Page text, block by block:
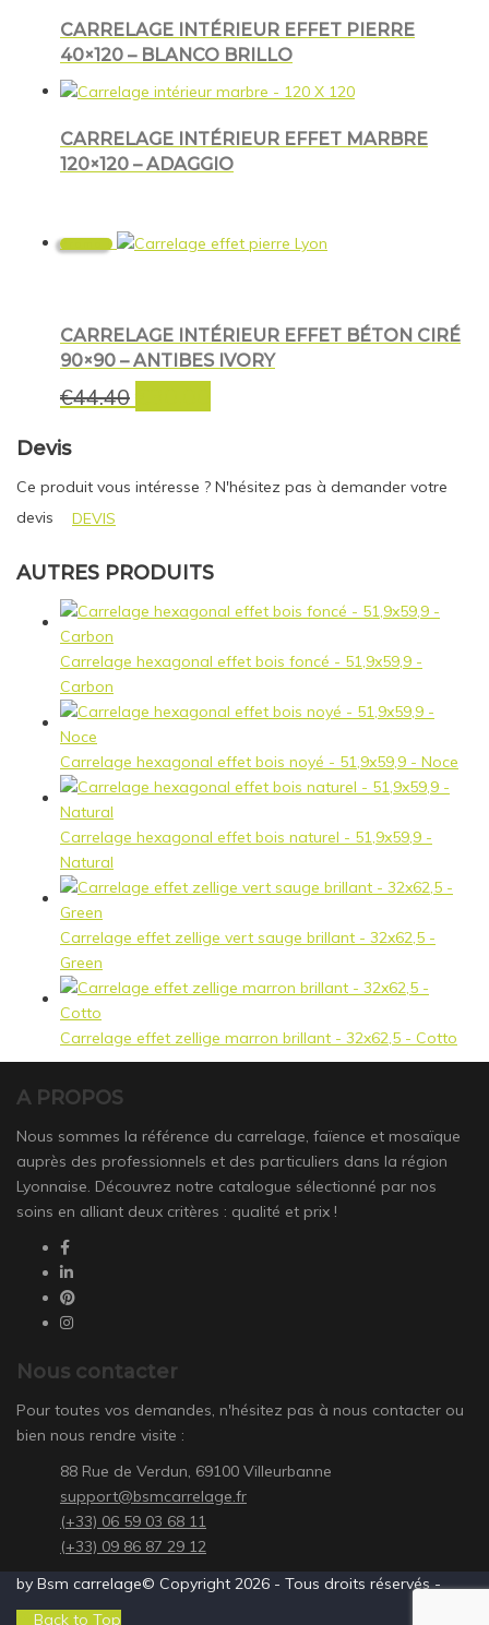
CARRELAGE INTÉRIEUR EFFET PIERRE
40×120 – BLANCO BRILLO
CARRELAGE INTÉRIEUR EFFET MARBRE
120×120 – ADAGGIO
Promo !
CARRELAGE INTÉRIEUR EFFET BÉTON CIRÉ
90×90 – ANTIBES IVORY
€44.40Le
prix
€44.40.
prix
€30.00.
Devis
Ce produit vous intéresse ? N'hésitez pas à demander votre
devis
DEVIS
AUTRES PRODUITS
Carrelage hexagonal effet bois foncé - 51,9x59,9 -
Carbon
Carrelage hexagonal effet bois noyé - 51,9x59,9 - Noce
Carrelage hexagonal effet bois naturel - 51,9x59,9 -
Natural
Carrelage effet zellige vert sauge brillant - 32x62,5 -
Green
Carrelage effet zellige marron brillant - 32x62,5 - Cotto
A PROPOS
Nous sommes la référence du carrelage, faïence et mosaïque
auprès des professionnels et des particuliers dans la région
Lyonnaise. Découvrez notre catalogue sélectionné par nos
soins en alliant deux critères : qualité et prix !
Nous contacter
Pour toutes vos demandes, n'hésitez pas à nous contacter ou
bien nous rendre visite :
88 Rue de Verdun, 69100 Villeurbanne
support@bsmcarrelage.fr
(+33) 06 59 03 68 11
(+33) 09 86 87 29 12
by Bsm carrelage© Copyright 2026 - Tous droits réservés -
Back to Top